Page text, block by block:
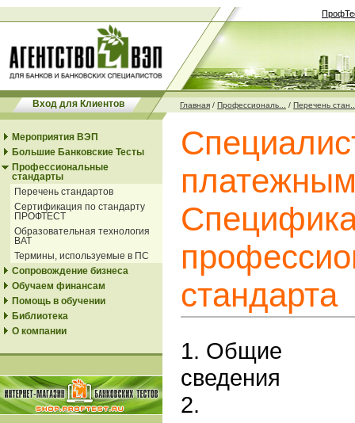
Вход для Клиентов Главная / Профессиональ... / Перечень
Мероприятия ВЭП
Большие Банковские Тесты
Профессиональные
стандарты
Перечень стандартов
Сертификация по стандарту
ПРОФТЕСТ
Образовательная технология
ВАТ
Термины, используемые в ПС
Сопровождение бизнеса
Обучаем финансам
Помощь в обучении
Библиотека
О компании
стандарта
1. Общие
сведения
2.